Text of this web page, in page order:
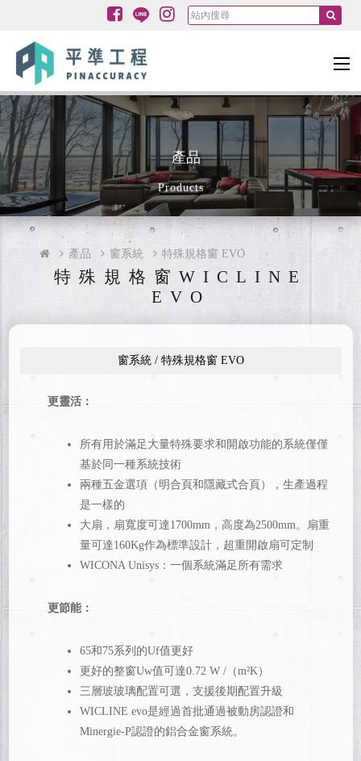
產品
Products
產品 窗系統 特殊規格窗 EVO
特殊規格窗WICLINE
EVO
窗系統 / 特殊規格窗 EVO
更靈活：
所有用於滿足大量特殊要求和開啟功能的系統僅僅
基於同一種系統技術
兩種五金選項（明合頁和隱藏式合頁），生產過程
是一樣的
大扇，扇寬度可達1700mm，高度為2500mm。扇重
量可達160Kg作為標準設計，超重開啟扇可定制
WICONA Unisys：一個系統滿足所有需求
更節能：
65和75系列的Uf值更好
更好的整窗Uw值可達0.72 W /（m²K）
三層玻玻璃配置可選，支援後期配置升級
WICLINE evo是經過首批通過被動房認證和
Minergie-P認證的鋁合金窗系統。